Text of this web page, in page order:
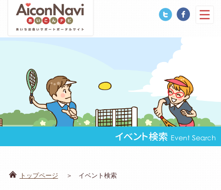
イベント検索 Event Search
トップページ イベント検索